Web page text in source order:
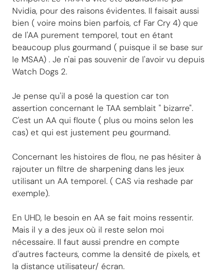
Nvidia, pour des raisons évidentes. Il faisait aussi
bien ( voire moins bien parfois, cf Far Cry 4) que
de l'AA purement temporel, tout en étant
beaucoup plus gourmand ( puisque il se base sur
le MSAA) . Je n'ai pas souvenir de l'avoir vu depuis
Watch Dogs 2.
Je pense qu'il a posé la question car ton
assertion concernant le TAA semblait " bizarre".
C'est un AA qui floute ( plus ou moins selon les
cas) et qui est justement peu gourmand.
Concernant les histoires de flou, ne pas hésiter à
rajouter un filtre de sharpening dans les jeux
utilisant un AA temporel. ( CAS via reshade par
exemple).
En UHD, le besoin en AA se fait moins ressentir.
Mais il y a des jeux où il reste selon moi
nécessaire. Il faut aussi prendre en compte
d'autres facteurs, comme la densité de pixels, et
la distance utilisateur/ écran.